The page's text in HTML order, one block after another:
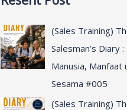
r
c
h
f
(Sales Training)
Salesman’s Diary
Manusia, Manfaat
Sesama #005
(Sales Training)